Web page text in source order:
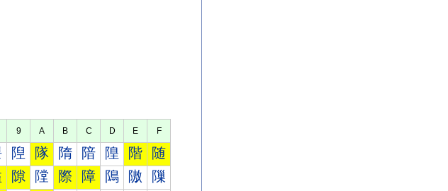
9 A B C D E F
隉 隊 隋 隌 隍 階 随
隙 隚 際 障 隝 隞 隟